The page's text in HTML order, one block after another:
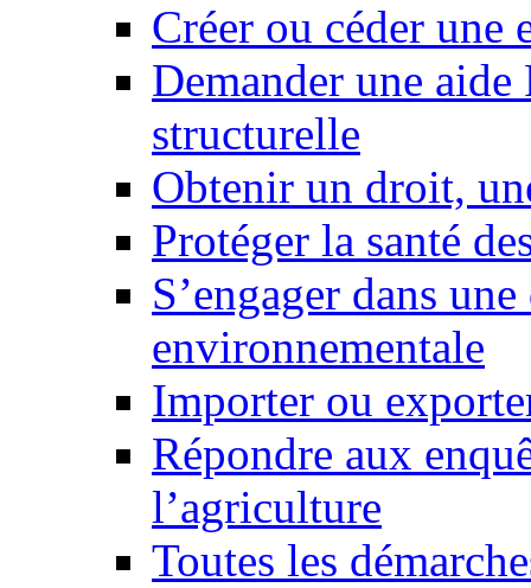
Créer ou céder une
Demander une
structurelle
Obtenir un droit,
Protéger la santé
S’engager dans
environnementale
Importer ou
Répondre aux
l’agriculture
Toutes les